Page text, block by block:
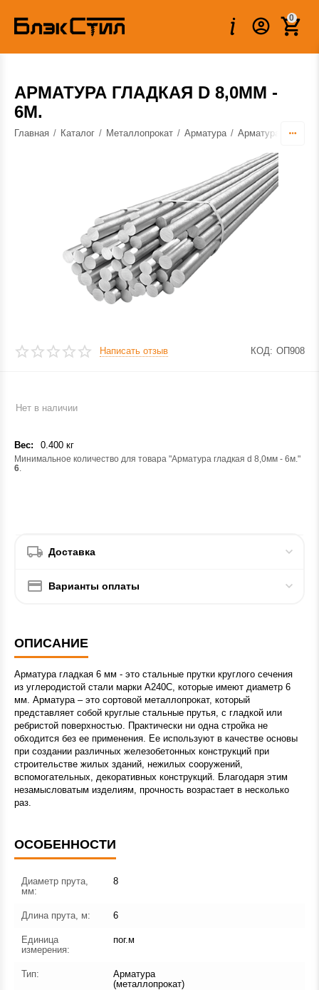
0
АРМАТУРА ГЛАДКАЯ D 8,0ММ -
6М.
Главная / Каталог / Металлопрокат / Арматура / Арматура гладкая
Написать отзыв КОД: ОП908
Нет в наличии
Вес: 0.400 кг
Минимальное количество для товара "Арматура гладкая d 8,0мм - 6м."
6.
Доставка
Варианты оплаты
ОПИСАНИЕ
Арматура гладкая 6 мм - это стальные прутки круглого сечения
из углеродистой стали марки А240С, которые имеют диаметр 6
мм. Арматура – это сортовой металлопрокат, который
представляет собой круглые стальные прутья, с гладкой или
ребристой поверхностью. Практически ни одна стройка не
обходится без ее применения. Ее используют в качестве основы
при создании различных железобетонных конструкций при
строительстве жилых зданий, нежилых сооружений,
вспомогательных, декоративных конструкций. Благодаря этим
незамысловатым изделиям, прочность возрастает в несколько
раз.
ОСОБЕННОСТИ
Диаметр прута,
мм:
8
Длина прута, м: 6
Единица
измерения:
пог.м
Тип:
Арматура
(металлопрокат)